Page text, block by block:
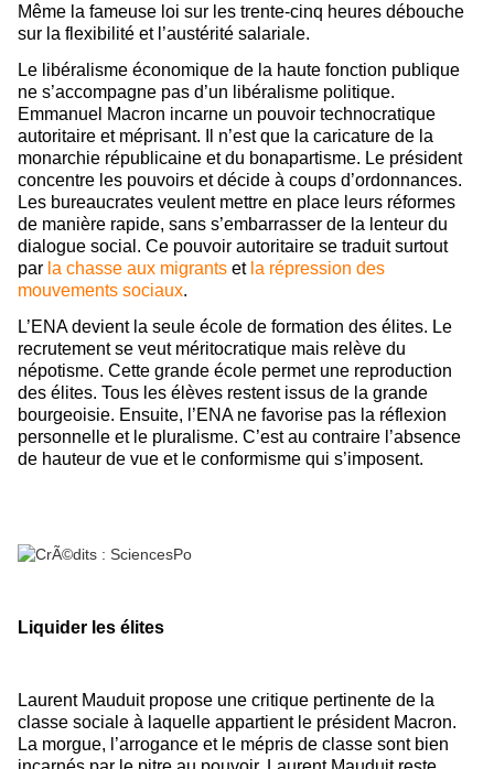
Même la fameuse loi sur les trente-cinq heures débouche
sur la flexibilité et l’austérité salariale.
Le libéralisme économique de la haute fonction publique
ne s’accompagne pas d’un libéralisme politique.
Emmanuel Macron incarne un pouvoir technocratique
autoritaire et méprisant. Il n’est que la caricature de la
monarchie républicaine et du bonapartisme. Le président
concentre les pouvoirs et décide à coups d’ordonnances.
Les bureaucrates veulent mettre en place leurs réformes
de manière rapide, sans s’embarrasser de la lenteur du
dialogue social. Ce pouvoir autoritaire se traduit surtout
par la chasse aux migrants et la répression des
mouvements sociaux.
L’ENA devient la seule école de formation des élites. Le
recrutement se veut méritocratique mais relève du
népotisme. Cette grande école permet une reproduction
des élites. Tous les élèves restent issus de la grande
bourgeoisie. Ensuite, l’ENA ne favorise pas la réflexion
personnelle et le pluralisme. C’est au contraire l’absence
de hauteur de vue et le conformisme qui s’imposent.
Liquider les élites
Laurent Mauduit propose une critique pertinente de la
classe sociale à laquelle appartient le président Macron.
La morgue, l’arrogance et le mépris de classe sont bien